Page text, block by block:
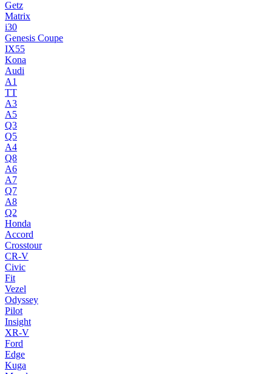
Getz
Matrix
i30
Genesis Coupe
IX55
Kona
Audi
A1
TT
A3
A5
Q3
Q5
A4
Q8
A6
A7
Q7
A8
Q2
Honda
Accord
Crosstour
CR-V
Civic
Fit
Vezel
Odyssey
Pilot
Insight
XR-V
Ford
Edge
Kuga